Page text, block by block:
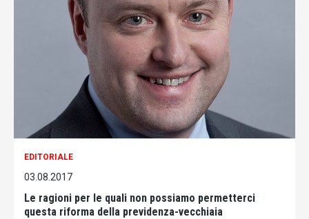
EDITORIALE
03.08.2017
Le ragioni per le quali non possiamo permetterci
questa riforma della previdenza-vecchiaia